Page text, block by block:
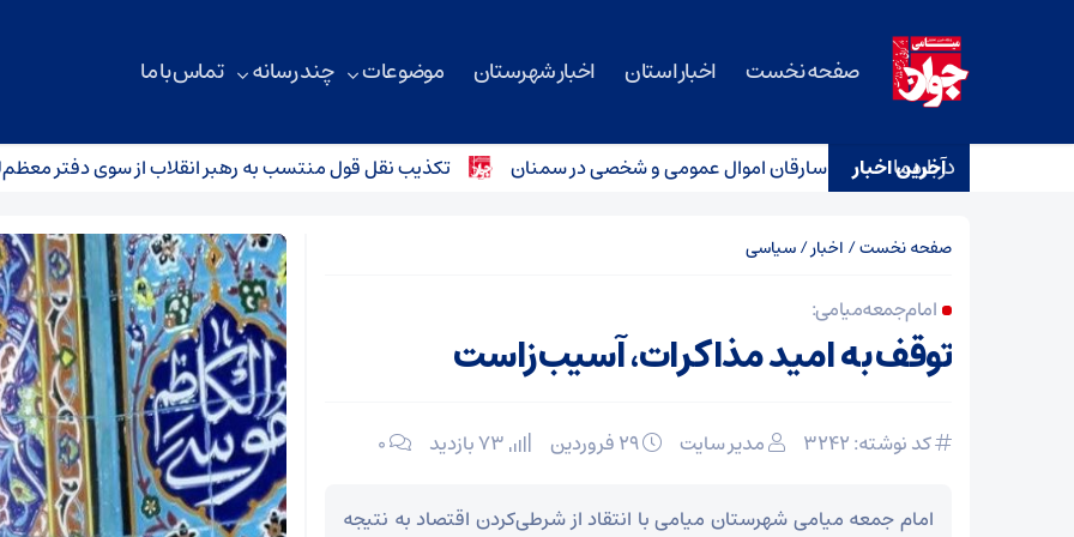
صفحه نخست اخبار استان اخبار شهرستان موضوعات چند رسانه تماس با ما
درباره ما
آخرین اخبار
دستگیری سارقان اموال عمومی و شخصی در سمنان تکذیب نقل قول منتسب به رهبر انقلاب از سوی دفتر معظم‌له
صفحه نخست/ اخبار/سیاسی
امام جمعه میامی:
توقف به امید مذاکرات، آسیب‌زاست
کد نوشته: 3242 مدیر سایت ۰
امام جمعه میامی شهرستان میامی با انتقاد از شرطی‌کردن اقتصاد به نتیجه